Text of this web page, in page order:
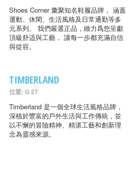
Shoes Corner 彙聚知名鞋履品牌， 涵蓋
運動、休閑、生活風格及日常通勤等多
元系列。 我們嚴選正品，緻力爲您呈獻
頂級舒适與工藝， 讓每一步都充滿自信
與從容。
TIMBERLAND
位置: G 27
Timberland 是一個全球生活風格品牌，
深植於豐富的戶外生活與工作傳統，並
以不懈的冒險精神、精湛工藝和創新理
念為靈感來源。